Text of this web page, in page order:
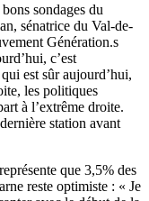
sondages du
sénatrice du Val-de-
Génération.s
c’est
est sûr aujourd’hui,
les politiques
à l’extrême droite.
station avant
que 3,5% des
reste optimiste : « Je